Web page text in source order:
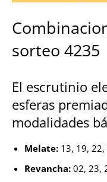
sorteo 4235
El escrutinio
esferas
modalidades
Melate: 13, 19,
Revancha: 02, 23,